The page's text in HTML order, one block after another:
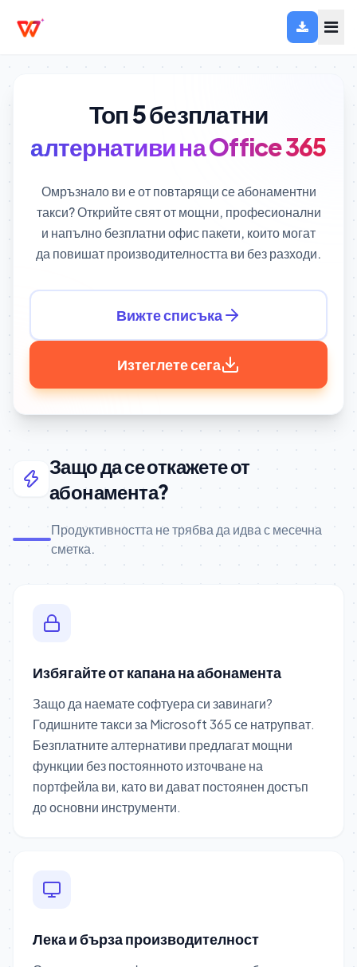
Топ 5 безплатни
алтернативи на Office 365
Омръзнало ви е от повтарящи се абонаментни
такси? Открийте свят от мощни, професионални
и напълно безплатни офис пакети, които могат
да повишат производителността ви без разходи.
Вижте списъка
Изтеглете сега
Защо да се откажете от
абонамента?
Продуктивността не трябва да идва с месечна
сметка.
Избягайте от капана на абонамента
Защо да наемате софтуера си завинаги?
Годишните такси за Microsoft 365 се натрупват.
Безплатните алтернативи предлагат мощни
функции без постоянното източване на
портфейла ви, като ви дават постоянен достъп
до основни инструменти.
Лека и бърза производителност